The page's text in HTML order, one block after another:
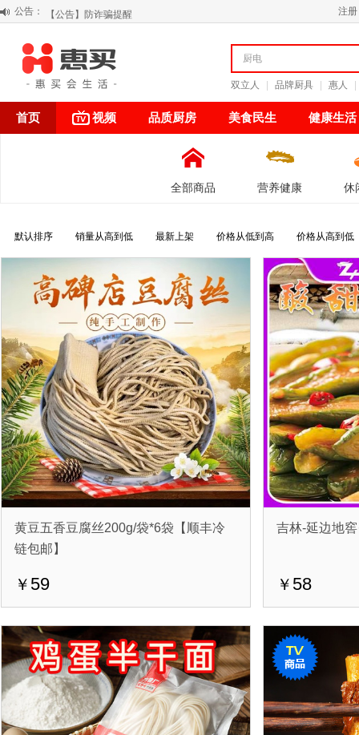
公告：
【公告】防诈骗提醒
阳春三月 惠买带你感受第一颗黄果柑的清新甘甜
关于假冒我公司“惠买小程序“的声明
注册
双立人 品牌厨具 惠人
首页 视频 品质厨房 美食民生 健康生活
全部商品 营养健康 休
默认排序 销量从高到低 最新上架 价格从低到高 价格从高到低
黄豆五香豆腐丝200g/袋*6袋【顺丰冷
链包邮】
￥ 59
吉林-延边地
￥ 58